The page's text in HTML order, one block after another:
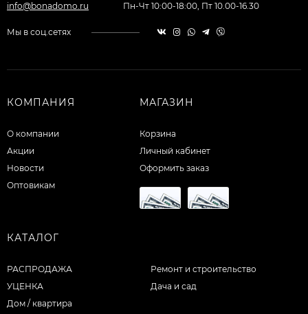
info@bonadomo.ru Пн-Чт 10:00-18:00, Пт 10.00-16.30
Мы в соц.сетях
КОМПАНИЯ
О компании
Акции
Новости
Оптовикам
МАГАЗИН
Корзина
Личный кабинет
Оформить заказ
КАТАЛОГ
РАСПРОДАЖА
УЦЕНКА
Дом / квартира
Ремонт и строительство
Дача и сад